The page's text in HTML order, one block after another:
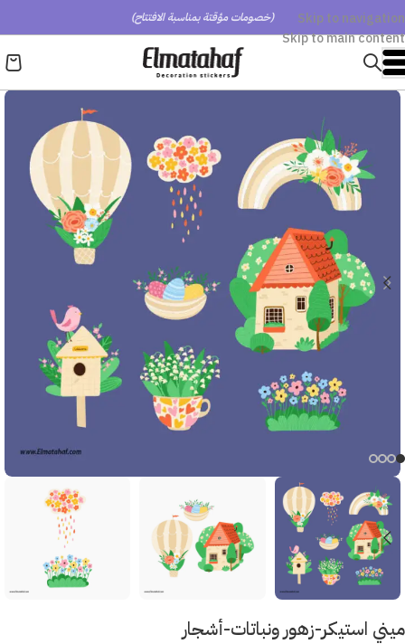
Skip to navigation
Skip to main content
(خصومات مؤقتة بمناسبة الافتتاح)
ميني استيكر-زهور ونباتات-أشجار